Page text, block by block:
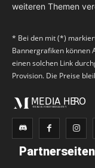
weiteren Themen
* Bei den mit (*)
Bannergrafiken können
einen solchen Link
Provision. Die Preise
Partnerseiten